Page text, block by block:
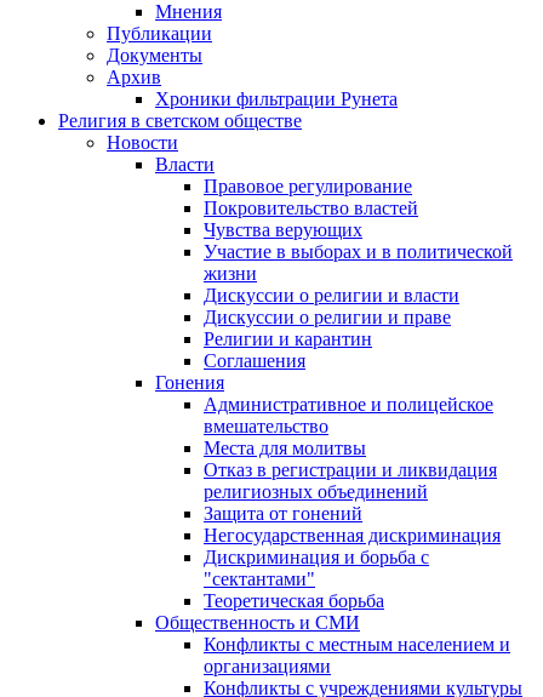
Мнения
Публикации
Документы
Архив
Хроники фильтрации Рунета
Религия в светском обществе
Новости
Власти
Правовое регулирование
Покровительство властей
Чувства верующих
Участие в выборах и в политической
жизни
Дискуссии о религии и власти
Дискуссии о религии и праве
Религии и карантин
Соглашения
Гонения
Административное и полицейское
вмешательство
Места для молитвы
Отказ в регистрации и ликвидация
религиозных объединений
Защита от гонений
Негосударственная дискриминация
Дискриминация и борьба с
"сектантами"
Теоретическая борьба
Общественность и СМИ
Конфликты с местным населением и
организациями
Конфликты с учреждениями культуры